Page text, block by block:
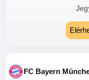
FC Bayern